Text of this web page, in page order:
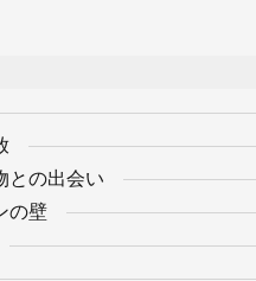
との出会い
の壁